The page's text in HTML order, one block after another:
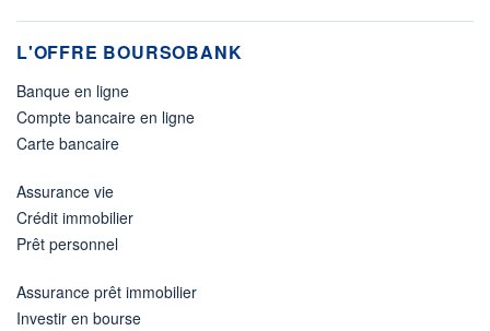
L'OFFRE BOURSOBANK
Banque en ligne
Compte bancaire en ligne
Carte bancaire
Assurance vie
Crédit immobilier
Prêt personnel
Assurance prêt immobilier
Investir en bourse